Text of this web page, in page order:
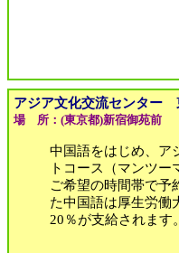
アジア文化交流センター
場 所：(東京都)新宿御苑前
中国語をはじめ、ア
トコース（マンツ
ご希望の時間帯で予
た中国語は厚生労働
20％が支給されます。